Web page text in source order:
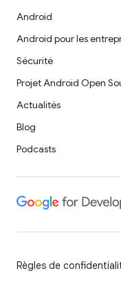
Android
Android pour les
Sécurité
Projet Android Open
Actualités
Blog
Podcasts
Règles de